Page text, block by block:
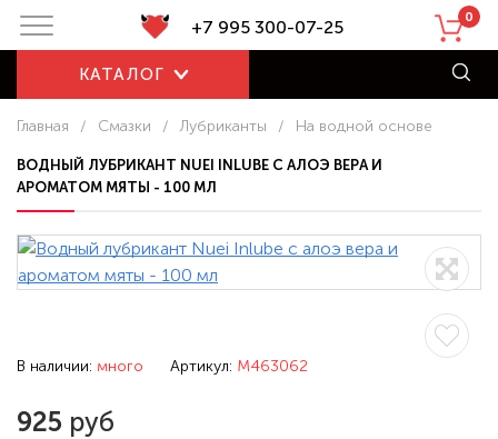
+7 995 300-07-25 0
КАТАЛОГ
Главная / Смазки / Лубриканты / На водной основе
ВОДНЫЙ ЛУБРИКАНТ NUEI INLUBE С АЛОЭ ВЕРА И
АРОМАТОМ МЯТЫ - 100 МЛ
В наличии: много Артикул: M463062
925 руб